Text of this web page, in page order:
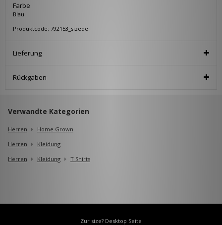
Farbe
Blau
Produktcode: 792153_sizede
Lieferung
Rückgaben
Verwandte Kategorien
Herren
Home Grown
Herren
Kleidung
Herren
Kleidung T Shirts
Zur size? Desktop Seite